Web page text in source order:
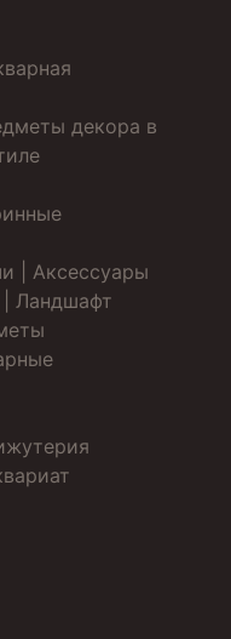
декора в
| Аксессуары
| Ландшафт